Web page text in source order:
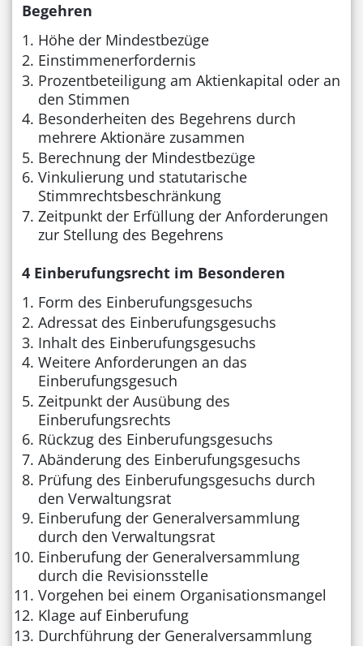
Begehren
Höhe der Mindestbezüge
Einstimmenerfordernis
Prozentbeteiligung am Aktienkapital oder an
den Stimmen
Besonderheiten des Begehrens durch
mehrere Aktionäre zusammen
Berechnung der Mindestbezüge
Vinkulierung und statutarische
Stimmrechtsbeschränkung
Zeitpunkt der Erfüllung der Anforderungen
zur Stellung des Begehrens
4 Einberufungsrecht im Besonderen
Form des Einberufungsgesuchs
Adressat des Einberufungsgesuchs
Inhalt des Einberufungsgesuchs
Weitere Anforderungen an das
Einberufungsgesuch
Zeitpunkt der Ausübung des
Einberufungsrechts
Rückzug des Einberufungsgesuchs
Abänderung des Einberufungsgesuchs
Prüfung des Einberufungsgesuchs durch
den Verwaltungsrat
Einberufung der Generalversammlung
durch den Verwaltungsrat
Einberufung der Generalversammlung
durch die Revisionsstelle
Vorgehen bei einem Organisationsmangel
Klage auf Einberufung
Durchführung der Generalversammlung